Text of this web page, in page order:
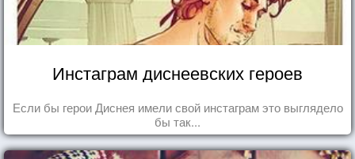
Инстаграм диснеевских героев
Если бы герои Диснея имели свой инстаграм это выглядело
бы так...